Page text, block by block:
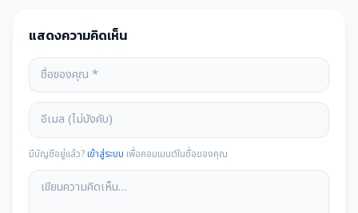
แสดงความคิดเห็น
มีบัญชีอยู่แล้ว?เข้าสู่ระบบ เพื่อคอมเมนต์ในชื่อของคุณ